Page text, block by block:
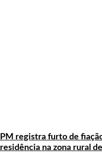
PM registra furto de
residência na zona rural